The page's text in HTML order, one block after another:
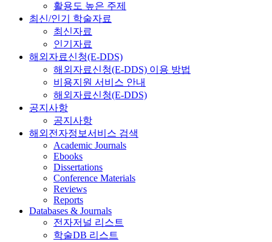
활용도 높은 주제
최신/인기 학술자료
최신자료
인기자료
해외자료신청(E-DDS)
해외자료신청(E-DDS) 이용 방법
비용지원 서비스 안내
해외자료신청(E-DDS)
공지사항
공지사항
해외전자정보서비스 검색
Academic Journals
Ebooks
Dissertations
Conference Materials
Reviews
Reports
Databases & Journals
전자저널 리스트
학술DB 리스트